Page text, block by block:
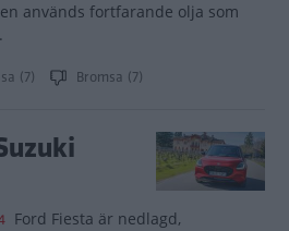
används fortfarande olja som
(7) Bromsa (7)
Ford Fiesta är nedlagd,